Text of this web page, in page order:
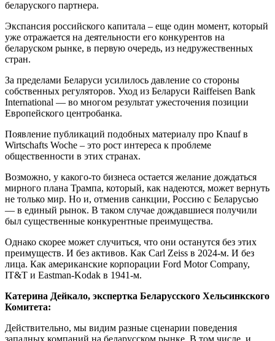
беларуского партнера.
Экспансия российского капитала – еще один момент, который
уже отражается на деятельности его конкурентов на
беларуском рынке, в первую очередь, из недружественных
стран.
За пределами Беларуси усилилось давление со стороны
собственных регуляторов. Уход из Беларуси Raiffeisen Bank
International — во многом результат ужесточения позиции
Европейского центробанка.
Появление публикаций подобных материалу про Knauf в
Wirtschafts Woche – это рост интереса к проблеме
общественности в этих странах.
Возможно, у какого-то бизнеса остается желание дождаться
мирного плана Трампа, который, как надеются, может вернуть
не только мир. Но и, отменив санкции, Россию с Беларусью
— в единый рынок. В таком случае дождавшиеся получили
был существенные конкурентные преимущества.
Однако скорее может случиться, что они останутся без этих
преимуществ. И без активов. Как Carl Zeiss в 2024-м. И без
лица. Как американские корпорации Ford Motor Company,
IT&T и Eastman-Kodak в 1941-м.
Катерина Дейкало, экспертка Беларусского Хельсинкского
Комитета:
Действительно, мы видим разные сценарии поведения
западных компаний на беларусском рынке. В том числе, и